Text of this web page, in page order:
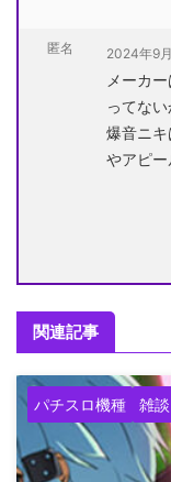
匿名 2024年9
メーカ
ってな
爆音ニ
やアピー
関連記事
パチスロ機種 雑談